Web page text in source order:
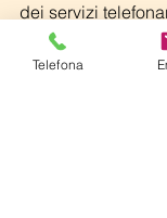
dei servizi
firma.
Telefona